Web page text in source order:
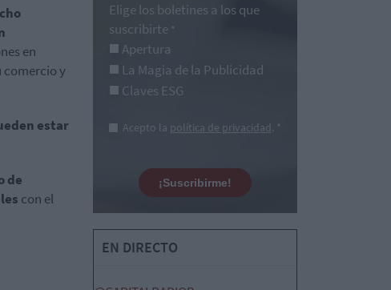
en
comercio y
estar
de
con el
Elige los boletines a los que
suscribirte *
Apertura
La Magia de la Publicidad
Claves ESG
Acepto la política de privacidad. *
¡Suscribirme!
EN DIRECTO